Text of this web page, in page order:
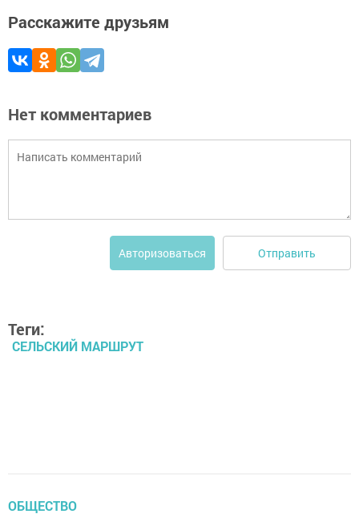
Расскажите друзьям
Нет комментариев
Авторизоваться Отправить
Теги:
СЕЛЬСКИЙ МАРШРУТ
ОБЩЕСТВО